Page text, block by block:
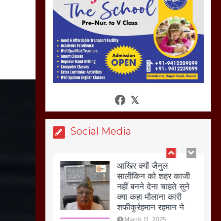
Social Media
हो रहा वायरल
March 6, 2025
होलिका रखने पर लात मार
कर होलिका को किया तहस
नहस,मोहल्ले वालों के साथ
की गई गाली गलोच ,कहा
अगर रखी गई होली तो होगा
खून खराबा,
March 11, 2025
आखिर क्यों जैनुल
सालीकिन को शहर काजी
नहीं बनने देना चाहते सुने
क्या कहा मौलाना कारी
शफीकुर्रहमान रहमान ने